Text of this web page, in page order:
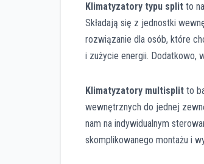
Klimatyzatory typu split to
Składają się z jednostki
rozwiązanie dla osób, które
i zużycie energii. Dodatkowo,
Klimatyzatory multisplit to
wewnętrznych do jednej
nam na indywidualnym
skomplikowanego montażu i